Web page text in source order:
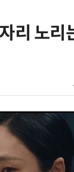
리 노